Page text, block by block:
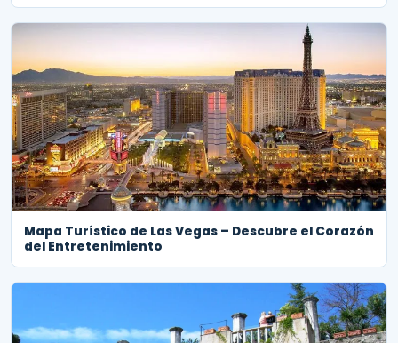
Mapa Turístico de Las Vegas – Descubre el Corazón
del Entretenimiento